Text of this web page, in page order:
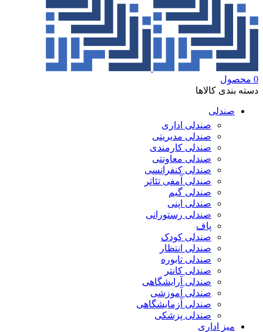
0 محصول
دسته بندی کالاها
صندلی
صندلی اداری
صندلی مدیریتی
صندلی کارمندی
صندلی معاونتی
صندلی کنفرانسی
صندلی آمفی تئاتر
صندلی گیم
صندلی اپنی
صندلی رستورانی
پاف
صندلی کودک
صندلی انتظار
صندلی تابوره
صندلی کانتر
صندلی آرایشگاهی
صندلی آموزشی
صندلی آزمایشگاهی
صندلی پزشکی
میز اداری